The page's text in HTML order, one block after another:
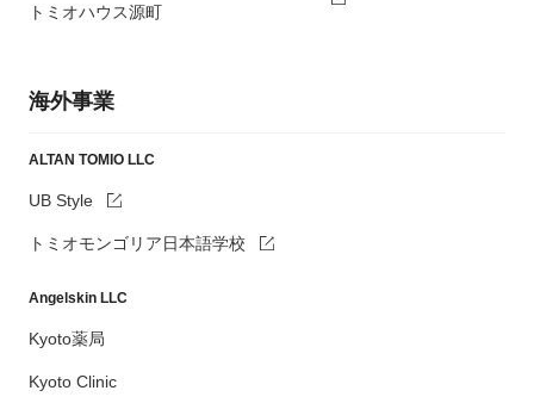
トミオハウス源町
海外事業
ALTAN TOMIO LLC
UB Style
トミオモンゴリア日本語学校
Angelskin LLC
Kyoto薬局
Kyoto Clinic